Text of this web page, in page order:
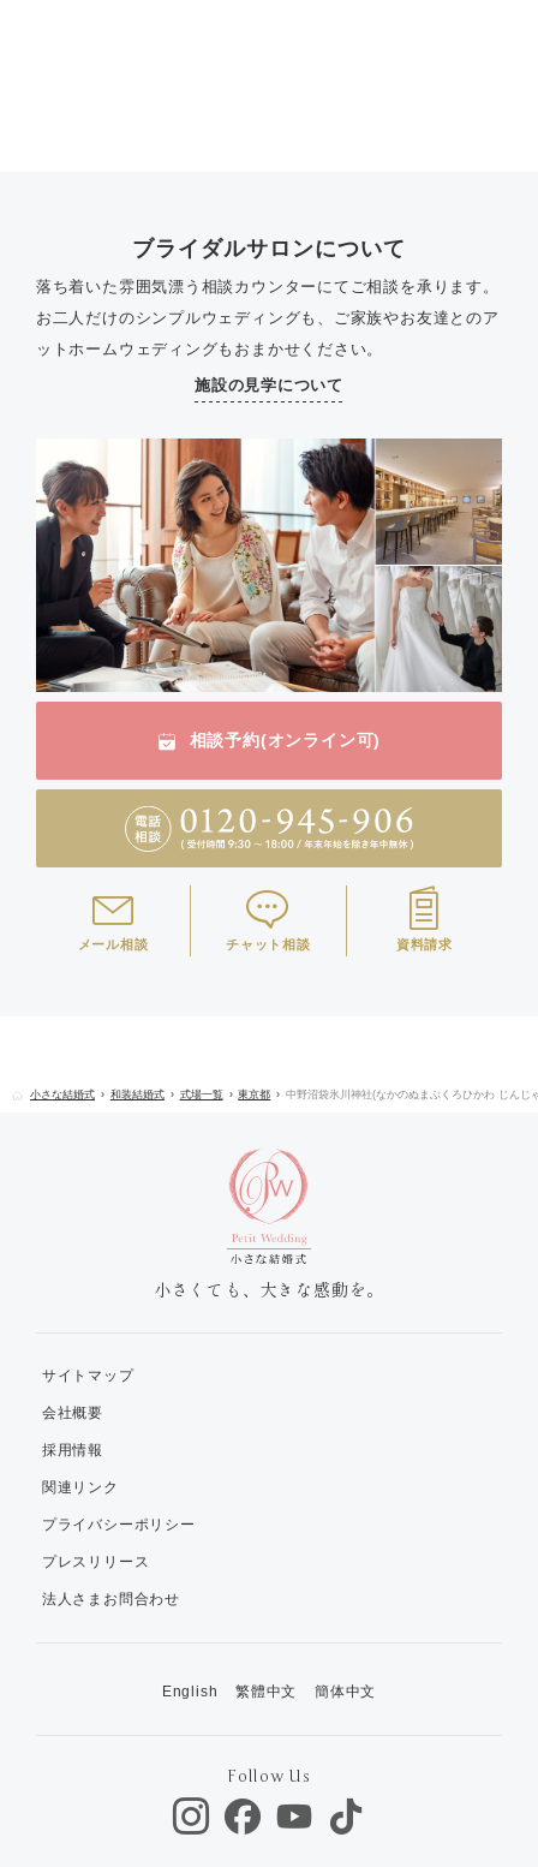
ブライダルサロンについて
落ち着いた雰囲気漂う相談カウンターにてご相談を承ります。
お二人だけのシンプルウェディングも、ご家族やお友達とのア
ットホームウェディングもおまかせください。
施設の見学について
相談予約(オンライン可)
メール相談 チャット相談 資料請求
小さな結婚式 和装結婚式 式場一覧 東京都 中野沼袋氷川神社(なかのぬまぶくろひかわ じんじ
小さくても、大きな感動を。
サイトマップ
会社概要
採用情報
関連リンク
プライバシーポリシー
プレスリリース
法人さまお問合わせ
English 繁體中文 簡体中文
Follow Us